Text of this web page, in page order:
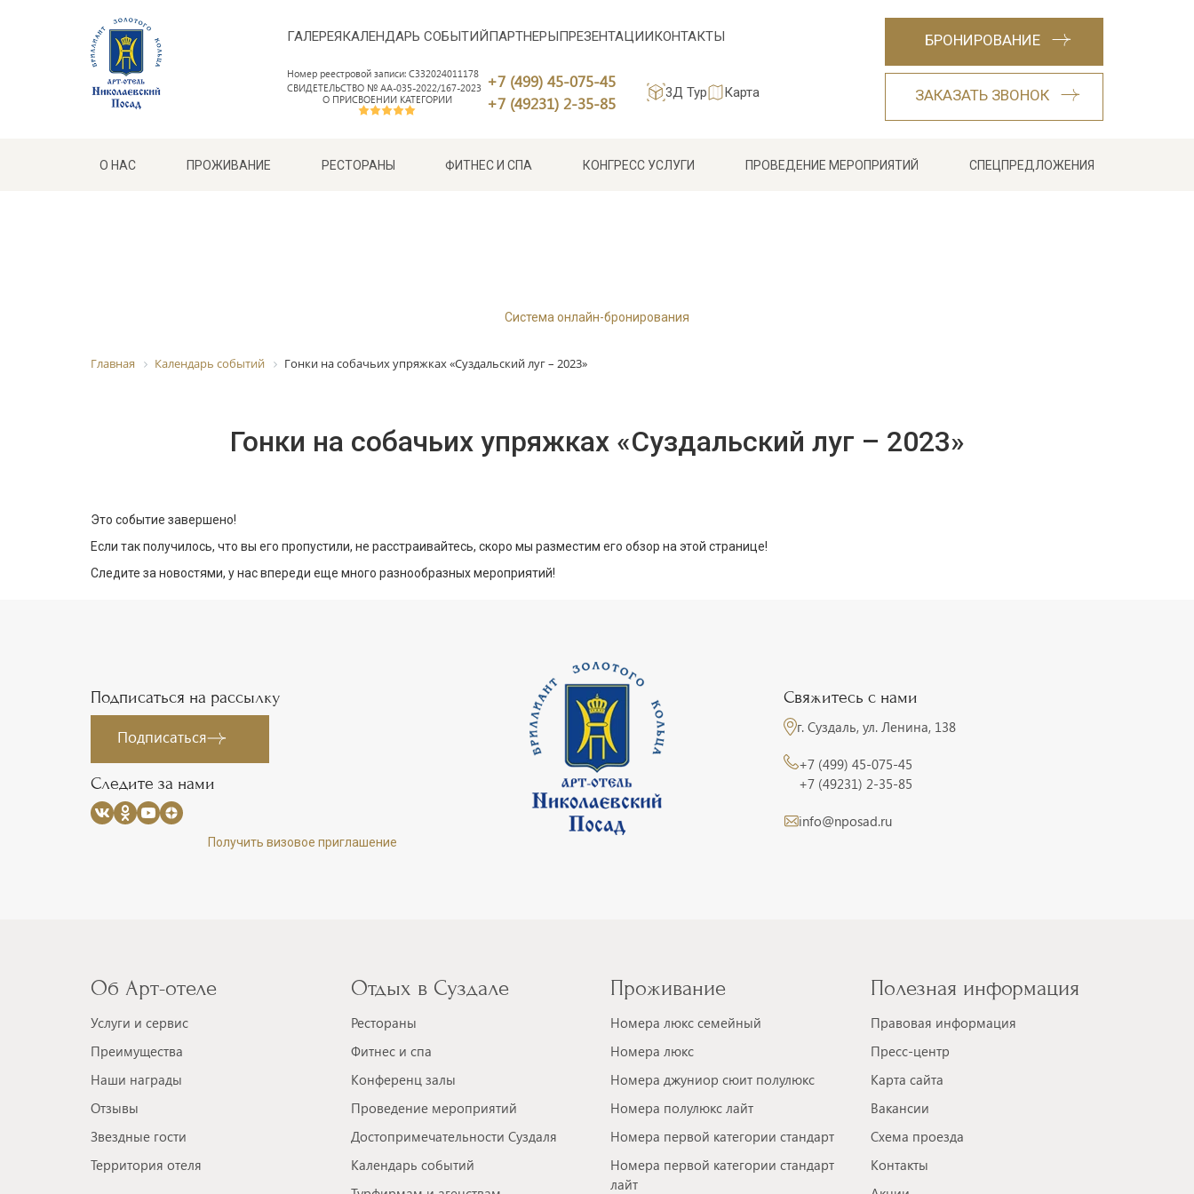
ГАЛЕРЕЯКАЛЕНДАРЬ СОБЫТИЙПАРТНЕРЫПРЕЗЕНТАЦИИКОНТАКТЫ
Номер реестровой записи: С332024011178
СВИДЕТЕЛЬСТВО № АА-035-2022/167-2023
О ПРИСВОЕНИИ КАТЕГОРИИ
+7 (499) 45-075-45
+7 (49231) 2-35-85
3Д Тур Карта
БРОНИРОВАНИЕ
ЗАКАЗАТЬ ЗВОНОК
О НАС ПРОЖИВАНИЕ РЕСТОРАНЫ ФИТНЕС И СПА КОНГРЕСС УСЛУГИ ПРОВЕДЕНИЕ МЕРОПРИЯТИЙ СПЕЦПРЕДЛОЖЕНИЯ
Система онлайн-бронирования
Главная Календарь событий Гонки на собачьих упряжках «Суздальский луг – 2023»
Гонки на собачьих упряжках «Суздальский луг – 2023»
Это событие завершено!
Если так получилось, что вы его пропустили, не расстраивайтесь, скоро мы разместим его обзор на этой странице!
Следите за новостями, у нас впереди еще много разнообразных мероприятий!
Подписаться на рассылку
Подписаться
Следите за нами
Получить визовое приглашение
Свяжитесь с нами
г. Суздаль, ул. Ленина, 138
+7 (499) 45-075-45
+7 (49231) 2-35-85
info@nposad.ru
Об Арт-отеле
Услуги и сервис
Преимущества
Наши награды
Отзывы
Звездные гости
Территория отеля
Отдых в Суздале
Рестораны
Фитнес и спа
Конференц залы
Проведение мероприятий
Достопримечательности Суздаля
Календарь событий
Проживание
Номера люкс семейный
Номера люкс
Номера джуниор сюит полулюкс
Номера полулюкс лайт
Номера первой категории стандарт
Номера первой категории стандарт
лайт
Полезная информация
Правовая информация
Пресс-центр
Карта сайта
Вакансии
Схема проезда
Контакты